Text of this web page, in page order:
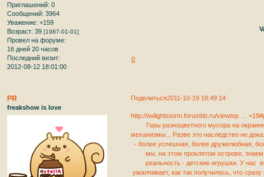
Приглашений: 0
Сообщений: 3964
Уважение: +159
Возраст: 39 [1987-01-01]
Провел на форуме:
16 дней 20 часов
Последний визит:
2012-08-12 18:01:00
0
Поделиться2011-10-19 18:49:14
PR
freakshow is love
http://twilightstorm.forumbb.ru/viewtop …
Горы разноцветного мусора на
механизмы... Разве это наследство не
- более успешная, более дружелюбная,
мы, на этом проклятом острове,
реальность - детские игрушки. У нас
умалчивает, как так получилось, что